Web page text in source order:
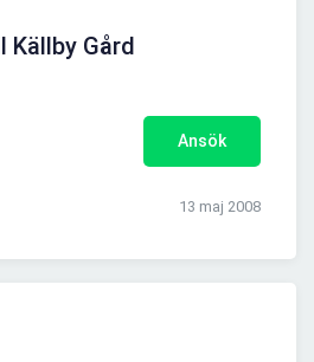
Gård
Ansök
13 maj 2008